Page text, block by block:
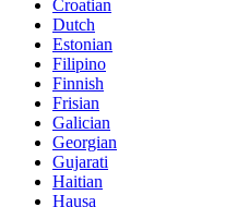
Croatian
Dutch
Estonian
Filipino
Finnish
Frisian
Galician
Georgian
Gujarati
Haitian
Hausa